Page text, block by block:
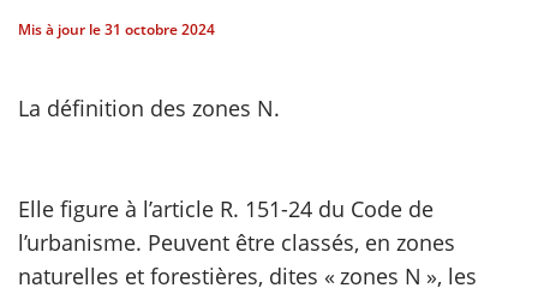
publique
Mis à jour le31 octobre 2024
La définition des zones N.
Elle figure à l’article R. 151-24 du Code de
l’urbanisme. Peuvent être classés, en zones
naturelles et forestières, dites « zones N », les